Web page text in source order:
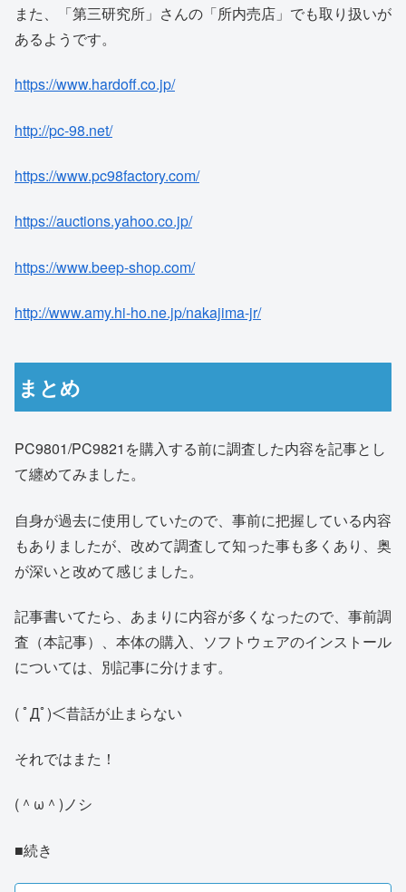
また、「第三研究所」さんの「所内売店」でも取り扱いが
あるようです。
https://www.hardoff.co.jp/
http://pc-98.net/
https://www.pc98factory.com/
https://auctions.yahoo.co.jp/
https://www.beep-shop.com/
http://www.amy.hi-ho.ne.jp/nakajima-jr/
まとめ
PC9801/PC9821を購入する前に調査した内容を記事とし
て纏めてみました。
自身が過去に使用していたので、事前に把握している内容
もありましたが、改めて調査して知った事も多くあり、奥
が深いと改めて感じました。
記事書いてたら、あまりに内容が多くなったので、事前調
査（本記事）、本体の購入、ソフトウェアのインストール
については、別記事に分けます。
( ﾟДﾟ)＜昔話が止まらない
それではまた！
(＾ω＾)ノシ
■続き